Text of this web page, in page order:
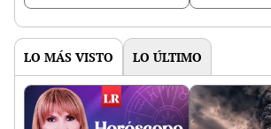
amputados
LO MÁS VISTO LO ÚLTIMO